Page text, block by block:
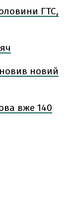
ГТС,
новий
вже 140